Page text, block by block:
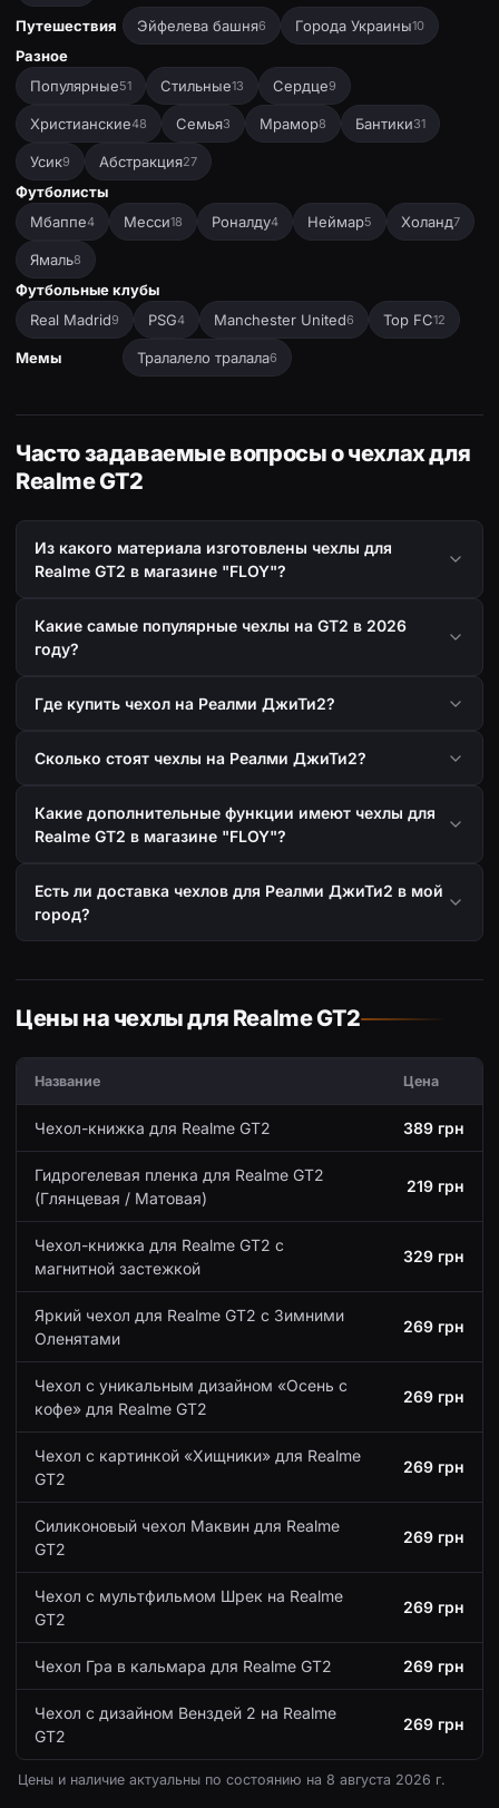
Путешествия Эйфелева башня6 Города Украины10
Разное
Популярные51 Стильные13 Сердце9
Христианские48 Семья3 Мрамор8 Бантики31
Усик9 Абстракция27
Футболисты
Мбаппе4 Месси18 Роналду4 Неймар5 Холанд7
Ямаль8
Футбольные клубы
Real Madrid9 PSG4 Manchester United6 Top FC12
Мемы Тралалело тралала6
Часто задаваемые вопросы о чехлах для
Realme GT2
Из какого материала изготовлены чехлы для
Realme GT2 в магазине "FLOY"?
Какие самые популярные чехлы на GT2 в 2026
году?
Где купить чехол на Реалми ДжиТи2?
Сколько стоят чехлы на Реалми ДжиТи2?
Какие дополнительные функции имеют чехлы для
Realme GT2 в магазине "FLOY"?
Есть ли доставка чехлов для Реалми ДжиТи2 в мой
город?
Цены на чехлы для Realme GT2
Название Цена
Чехол-книжка для Realme GT2 389 грн
Гидрогелевая пленка для Realme GT2
(Глянцевая / Матовая)
219 грн
Чехол-книжка для Realme GT2 с
магнитной застежкой
329 грн
Яркий чехол для Realme GT2 с Зимними
Оленятами
269 грн
Чехол с уникальным дизайном «Осень с
кофе» для Realme GT2
269 грн
Чехол с картинкой «Хищники» для Realme
GT2
269 грн
Силиконовый чехол Маквин для Realme
GT2
269 грн
Чехол с мультфильмом Шрек на Realme
GT2
269 грн
Чехол Гра в кальмара для Realme GT2 269 грн
Чехол с дизайном Венздей 2 на Realme
GT2
269 грн
Цены и наличие актуальны по состоянию на 8 августа 2026 г.